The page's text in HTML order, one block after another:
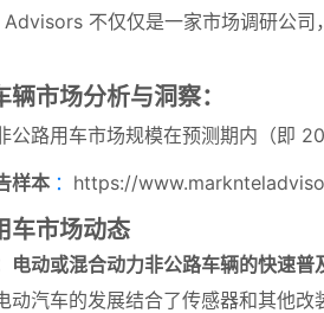
不仅仅是一家市场调研公司
辆市场分析与洞察：
公路用车市场规模在预测期内（即
样本 ： https://
车市场动态
电动或混合动力非公路车辆的快速普
动汽车的发展结合了传感器和其他